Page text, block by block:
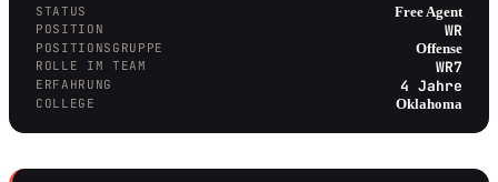
STATUS Free Agent
POSITION WR
POSITIONSGRUPPE Offense
ROLLE IM TEAM WR7
ERFAHRUNG 4 Jahre
COLLEGE Oklahoma